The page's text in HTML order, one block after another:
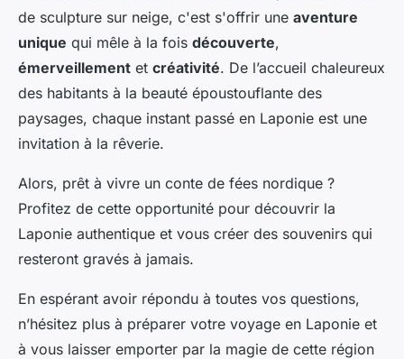
de sculpture sur neige, c'est s'offrir une aventure
unique qui mêle à la fois découverte,
émerveillement et créativité. De l’accueil chaleureux
des habitants à la beauté époustouflante des
paysages, chaque instant passé en Laponie est une
invitation à la rêverie.
Alors, prêt à vivre un conte de fées nordique ?
Profitez de cette opportunité pour découvrir la
Laponie authentique et vous créer des souvenirs qui
resteront gravés à jamais.
En espérant avoir répondu à toutes vos questions,
n’hésitez plus à préparer votre voyage en Laponie et
à vous laisser emporter par la magie de cette région